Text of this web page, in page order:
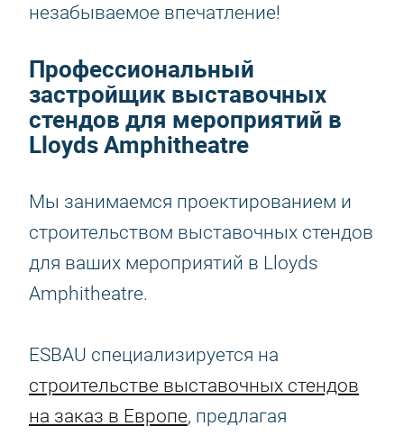
незабываемое впечатление!
Профессиональный
застройщик выставочных
стендов для мероприятий в
Lloyds Amphitheatre
Мы занимаемся проектированием и
строительством выставочных стендов
для ваших мероприятий в Lloyds
Amphitheatre.
ESBAU специализируется на
строительстве выставочных стендов
на заказ в Европе, предлагая